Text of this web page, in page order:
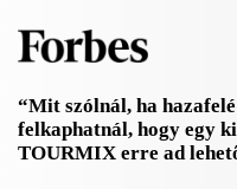
“Mit szólnál, ha
felkaphatnál, hogy egy
TOURMIX erre ad